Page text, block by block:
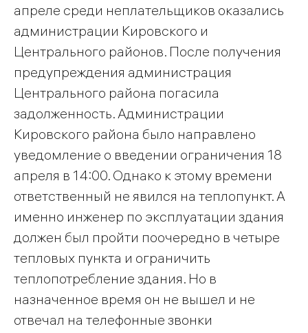
апреле среди неплательщиков оказались
администрации Кировского и
Центрального районов. После получения
предупреждения администрация
Центрального района погасила
задолженность. Администрации
Кировского района было направлено
уведомление о введении ограничения 18
апреля в 14:00. Однако к этому времени
ответственный не явился на теплопункт. А
именно инженер по эксплуатации здания
должен был пройти поочередно в четыре
тепловых пункта и ограничить
теплопотребление здания. Но в
назначенное время он не вышел и не
отвечал на телефонные звонки